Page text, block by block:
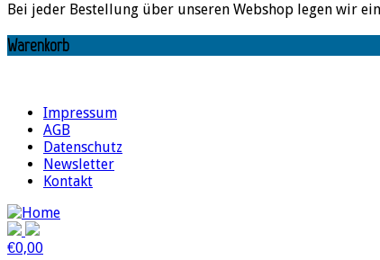
Bei jeder Bestellung über unseren Webshop legen wir
Warenkorb
Impressum
AGB
Datenschutz
Newsletter
Kontakt
€0,00